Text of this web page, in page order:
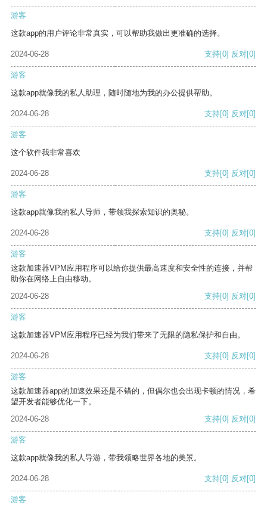
游客
这款app的用户评论非常真实，可以帮助我做出更准确的选择。
2024-06-28 支持[0] 反对[0]
游客
这款app就像我的私人助理，随时随地为我的办公提供帮助。
2024-06-28 支持[0] 反对[0]
游客
这个软件我非常喜欢
2024-06-28 支持[0] 反对[0]
游客
这款app就像我的私人导师，带领我探索知识的奥秘。
2024-06-28 支持[0] 反对[0]
游客
这款加速器VPM应用程序可以给你提供最高速度和安全性的连接，并帮
助你在网络上自由移动。
2024-06-28
支持[0] 反对[0]
游客
这款加速器VPM应用程序已经为我们带来了无限的隐私保护和自由。
2024-06-28 支持[0] 反对[0]
游客
这款加速器app的加速效果还是不错的，但偶尔也会出现卡顿的情况，希
望开发者能够优化一下。
2024-06-28
支持[0] 反对[0]
游客
这款app就像我的私人导游，带我领略世界各地的美景。
2024-06-28 支持[0] 反对[0]
游客